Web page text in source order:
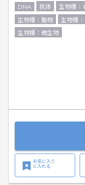
DNA 抗体
生物種：
生物種：動物
生物種
生物種：微生物
お気に入り
に入れる